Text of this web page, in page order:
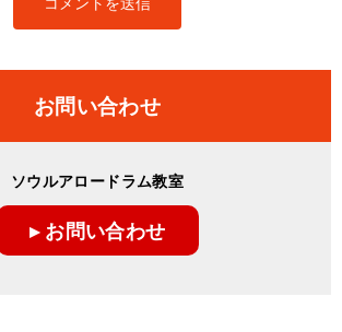
お問い合わせ
ソウルアロードラム教室
▸ お問い合わせ